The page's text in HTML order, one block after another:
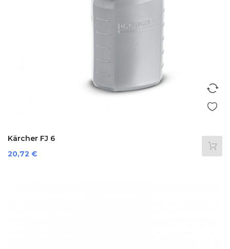
Kärcher FJ 6
Preis
20,72 €